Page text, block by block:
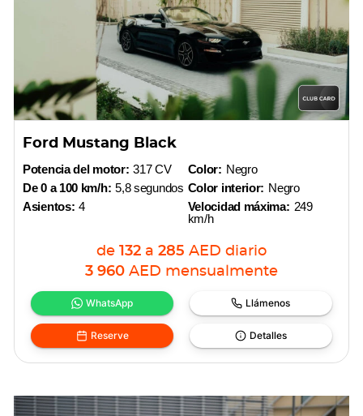
Ford Mustang Black
Potencia del motor: 317 CV
De 0 a 100 km/h: 5,8 segundos
Asientos: 4
Color: Negro
Color interior: Negro
Velocidad máxima: 249
km/h
de 132 a 285 AED diario
3 960 AED mensualmente
WhatsApp Llámenos
Reserve Detalles